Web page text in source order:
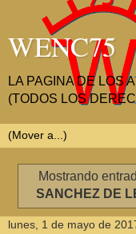
WENC75
LA PAGINA DE LOS
(TODOS LOS
Mostrando
SANCHEZ DE
lunes, 1 de mayo de